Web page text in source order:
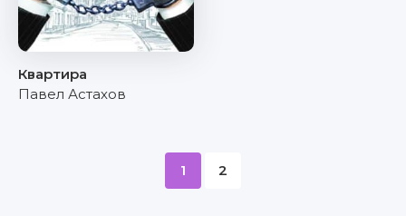
Квартира
Павел Астахов
1 2